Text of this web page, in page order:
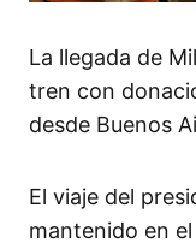
La llegada de
tren con
desde Buenos
El viaje del
mantenido en